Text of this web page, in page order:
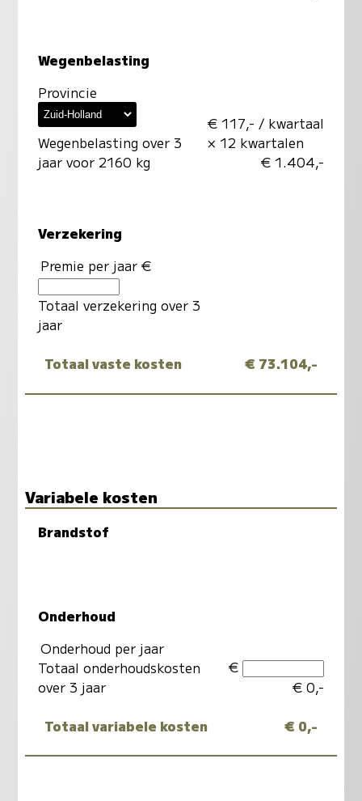
Wegenbelasting
Provincie
Wegenbelasting over 3
jaar voor 2160 kg
€ 117,- / kwartaal
× 12 kwartalen
€ 1.404,-
Verzekering
Premie per jaar €
Totaal verzekering over 3
jaar
Totaal vaste kosten € 73.104,-
Variabele kosten
Brandstof
Onderhoud
Onderhoud per jaar
Totaal onderhoudskosten
over 3 jaar
€
€ 0,-
Totaal variabele kosten € 0,-